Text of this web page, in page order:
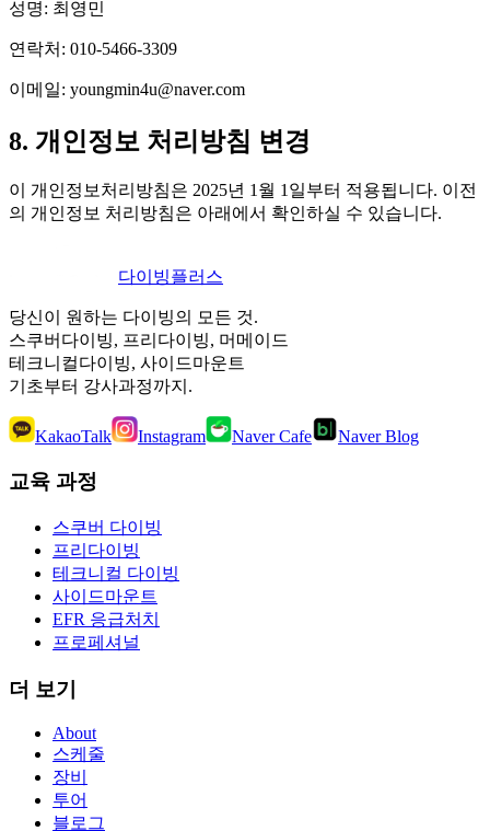
성명: 최영민
연락처: 010-5466-3309
이메일: youngmin4u@naver.com
8. 개인정보 처리방침 변경
이 개인정보처리방침은 2025년 1월 1일부터 적용됩니다. 이전
의 개인정보 처리방침은 아래에서 확인하실 수 있습니다.
다이빙플러스
당신이 원하는 다이빙의 모든 것.
스쿠버다이빙, 프리다이빙, 머메이드
테크니컬다이빙, 사이드마운트
기초부터 강사과정까지.
KakaoTalk Instagram Naver Cafe Naver Blog
교육 과정
스쿠버 다이빙
프리다이빙
테크니컬 다이빙
사이드마운트
EFR 응급처치
프로페셔널
더 보기
About
스케줄
장비
투어
블로그